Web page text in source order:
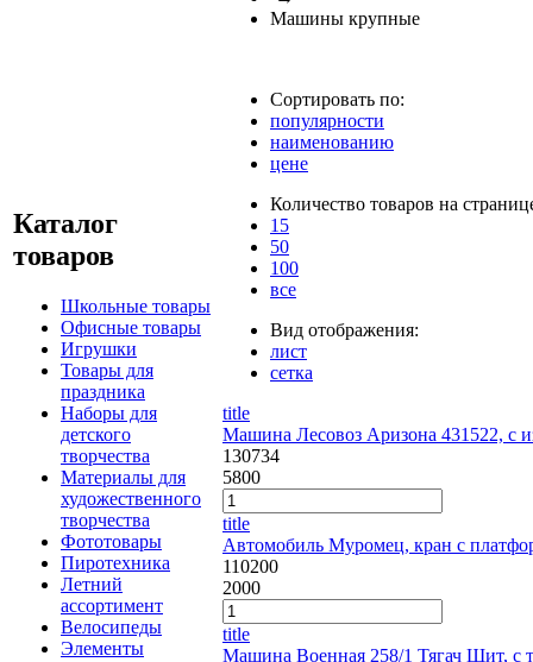
Каталог
товаров
Школьные товары
Офисные товары
Игрушки
Товары для
праздника
Наборы для
детского
творчества
Материалы для
художественного
творчества
Фототовары
Пиротехника
Летний
ассортимент
Велосипеды
Элементы
Машины крупные
Сортировать по:
популярности
наименованию
цене
Количество товаров на
15
50
100
все
Вид отображения:
лист
сетка
title
Машина Лесовоз Аризона 431522, с
130734
5800
title
Автомобиль Муромец, кран с
110200
2000
title
Машина Военная 258/1 Тягач Щит, с